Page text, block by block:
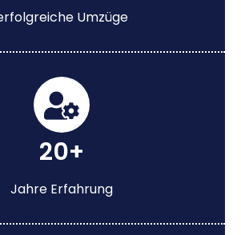
Umzüge
20+
Jahre Erfahrung